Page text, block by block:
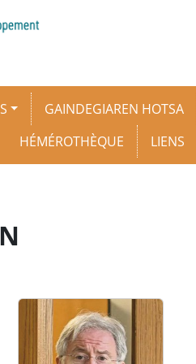
GAINDEGIAREN HOTSA
HÉMÉROTHÈQUE
LIENS